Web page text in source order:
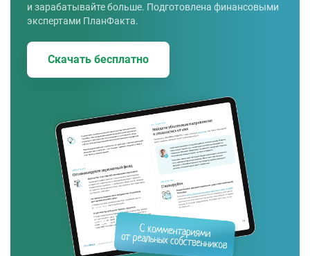
и зарабатывайте больше. Подготовлена финансовыми
экспертами ПланФакта.
Скачать бесплатно